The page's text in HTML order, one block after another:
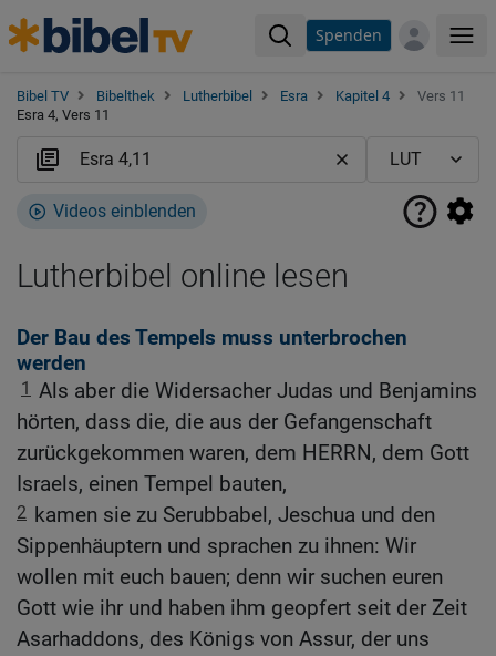
Spenden
Bibel TV Bibelthek Lutherbibel Esra Kapitel 4
Vers 11
Esra 4, Vers 11
Videos einblenden
Lutherbibel online lesen
Der Bau des Tempels muss unterbrochen
werden
1 Als aber die Widersacher Judas und Benjamins
hörten, dass die, die aus der Gefangenschaft
zurückgekommen waren, dem HERRN, dem Gott
Israels, einen Tempel bauten,
2 kamen sie zu Serubbabel, Jeschua und den
Sippenhäuptern und sprachen zu ihnen: Wir
wollen mit euch bauen; denn wir suchen euren
Gott wie ihr und haben ihm geopfert seit der Zeit
Asarhaddons, des Königs von Assur, der uns